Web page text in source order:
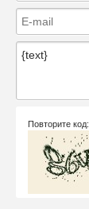
Повторите код: